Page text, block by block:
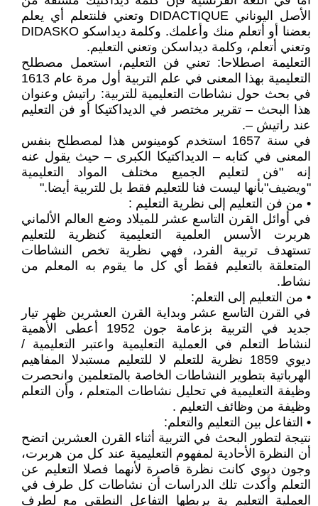
الأصل اليوناني DIDACTIQUE وتعني فلنتعلم أي يعلم
بعضنا أو أتعلم منك وأعلمك. وكلمة ديداسكو DIDASKO
وتعني أتعلم، وكلمة ديداسكن وتعني التعليم.
التعليمة اصطلاحا: تعني فن التعليم، استعمل مصطلح
التعليمية بهذا المعنى في علم التربية أول مرة عام 1613
في بحث حول نشاطات التعليمية للتربية: راتيش وعنوان
هذا البحث – تقرير مختصر في الديداكتيكا أو فن التعليم
عند راتيش –.
في سنة 1657 استخدم كومينوس هذا لمصطلح بنفس
المعنى في كتابه – الديداكتيكا الكبرى – حيث يقول عنه
إنه "فن لتعليم الجميع مختلف المواد التعليمية
"ويضيف"بأنها ليست فنا للتعليم فقط بل للتربية أيضا."
• من فن التعليم إلى نظرية التعليم :
في أوائل القرن التاسع عشر للميلاد وضع العالم الألماني
هربرت الأسس العلمية التعليمية كنظرية للتعليم
تستهدف تربية الفرد، فهي نظرية تخص النشاطات
المتعلقة بالتعليم فقط أي كل ما يقوم به المعلم من
نشاط.
• من التعليم إلى التعلم:
في القرن التاسع عشر وبداية القرن العشرين ظهر تيار
جديد في التربية بزعامة جون 1952 أعطى الأهمية
لنشاط التعلم في العملية التعليمية واعتبر التعليمية /
ديوي 1859 نظرية للتعلم لا للتعليم مستبدلا المفاهيم
الهرباتية بتطوير النشاطات الخاصة بالمتعلمين وانحصرت
وظيفة التعليمية في تحليل نشاطات المتعلم ، وأن التعلم
وظيفة من وظائف التعليم .
• التفاعل بين التعليم والتعلم:
نتيجة لتطور البحث في التربية أثناء القرن العشرين اتضح
أن النظرة الأحادية لمفهوم التعليمية عند كل من هربرت،
وجون ديوي كانت نظرة قاصرة لأنهما فصلا التعليم عن
التعلم وأكدت تلك الدراسات أن نشاطات كل طرف في
العملية التعليم ية يربطها التفاعل النطقي مع لطرف